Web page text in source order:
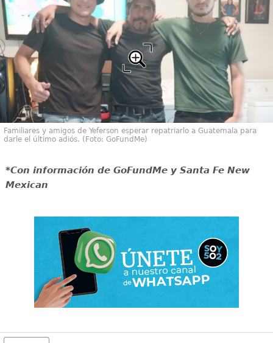
Familiares y amigos de Yeferson esperar repatriarlo a Guatemala para
darle el último adiós. (Foto: GoFundMe)
*Con información de GoFundMe y Santa Fe New
Mexican